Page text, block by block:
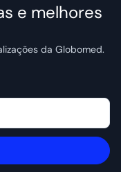
e melhores
da Globomed.